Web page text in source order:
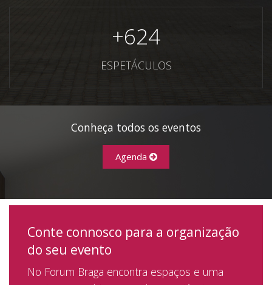
+624
ESPETÁCULOS
Conheça todos os eventos
Agenda
Conte connosco para a organização
do seu evento
No Forum Braga encontra espaços e uma